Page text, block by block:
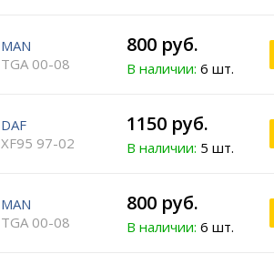
MAN
TGA 00-08
800 руб.
В наличии: 6 шт.
DAF
XF95 97-02
1150 руб.
В наличии: 5 шт.
MAN
TGA 00-08
800 руб.
В наличии: 6 шт.